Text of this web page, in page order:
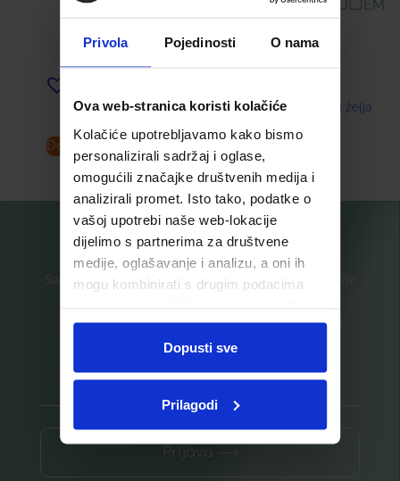
Privola Pojedinosti O nama
Ova web-stranica koristi kolačiće
Kolačiće upotrebljavamo kako bismo
personalizirali sadržaj i oglase,
omogućili značajke društvenih medija i
analizirali promet. Isto tako, podatke o
vašoj upotrebi naše web-lokacije
dijelimo s partnerima za društvene
medije, oglašavanje i analizu, a oni ih
mogu kombinirati s drugim podacima
ste upotrebljavali njihove usluge.
Dopusti sve
Prilagodi
Dodaj u košaricu
KREMA ZA LICE S ULJEM
Dodaj u listu želja
Saznajte prvi za nove proizvode i ekskluzivne promocije
Prijavite se na listu za novosti
Prijava ⟶